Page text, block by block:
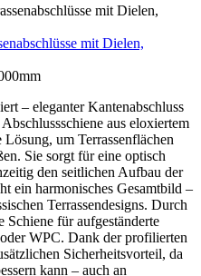
mit Dielen,
– eleganter Kantenabschluss
aus eloxiertem
um Terrassenflächen
Sie sorgt für eine optisch
den seitlichen Aufbau der
ein harmonisches Gesamtbild –
Terrassendesigns. Durch
Schiene für aufgeständerte
WPC. Dank der profilierten
Sicherheitsvorteil, da
kann – auch an